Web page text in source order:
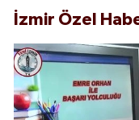
İzmir Özel